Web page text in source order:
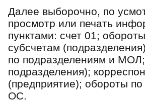
Далее выборочно, по
просмотр или печать
пунктами: счет 01;
субсчетам
по подразделениям и
подразделения);
(предприятие); обороты
ОС.